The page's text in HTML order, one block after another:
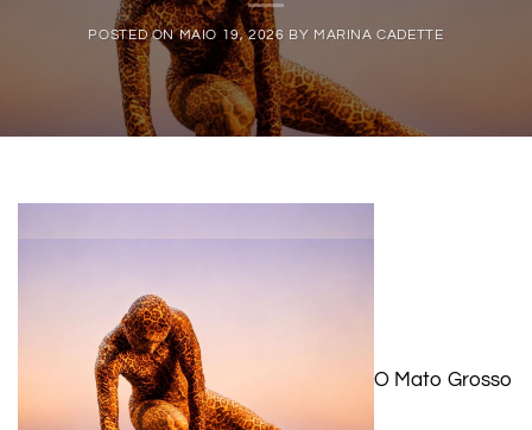
POSTED ONMAIO 19, 2026 BY MARINA CADETTE
O Mato Grosso